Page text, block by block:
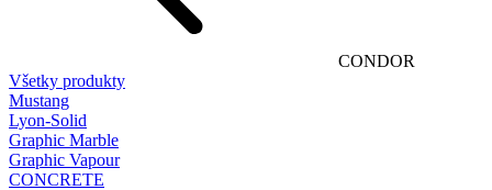
CONDOR
Všetky produkty
Mustang
Lyon-Solid
Graphic Marble
Graphic Vapour
CONCRETE